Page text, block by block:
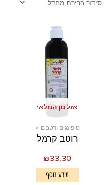
אזל מן המלאי
טופינגים ורטבים >
רוטב קרמל
₪33.30
מידע נוסף